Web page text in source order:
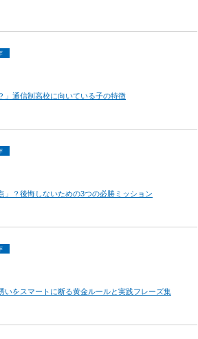
」通信制高校に向いている子の特徴
」？後悔しないための3つの必勝ミッション
いをスマートに断る黄金ルールと実践フレーズ集